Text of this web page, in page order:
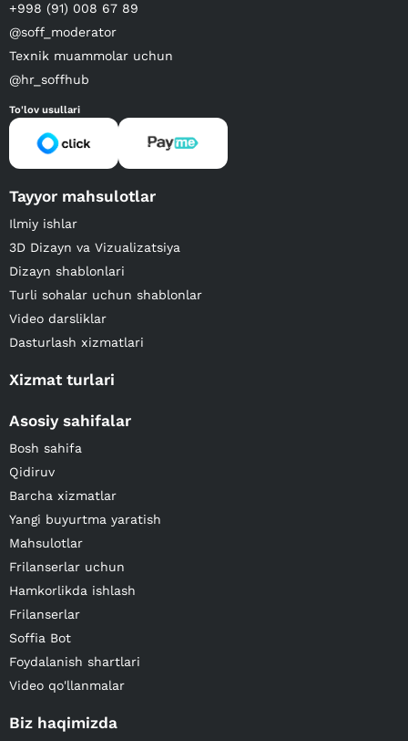
+998 (91) 008 67 89
@soff_moderator
Texnik muammolar uchun
@hr_soffhub
To'lov usullari
Tayyor mahsulotlar
Ilmiy ishlar
3D Dizayn va Vizualizatsiya
Dizayn shablonlari
Turli sohalar uchun shablonlar
Video darsliklar
Dasturlash xizmatlari
Xizmat turlari
Asosiy sahifalar
Bosh sahifa
Qidiruv
Barcha xizmatlar
Yangi buyurtma yaratish
Mahsulotlar
Frilanserlar uchun
Hamkorlikda ishlash
Frilanserlar
Soffia Bot
Foydalanish shartlari
Video qo'llanmalar
Biz haqimizda